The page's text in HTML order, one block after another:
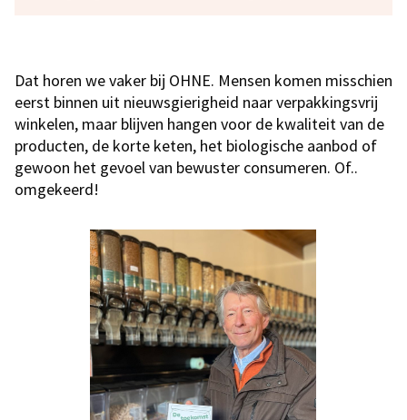
Dat horen we vaker bij OHNE. Mensen komen misschien
eerst binnen uit nieuwsgierigheid naar verpakkingsvrij
winkelen, maar blijven hangen voor de kwaliteit van de
producten, de korte keten, het biologische aanbod of
gewoon het gevoel van bewuster consumeren. Of..
omgekeerd!